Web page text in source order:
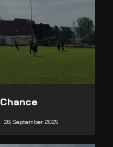
Chance
28 September 2025